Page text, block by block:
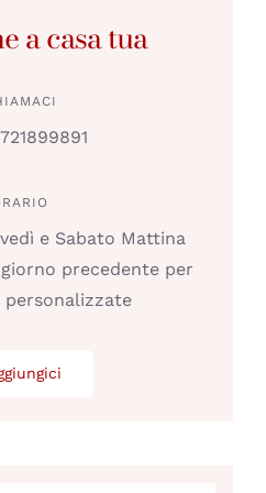
a casa tua
e Sabato Mattina
precedente per